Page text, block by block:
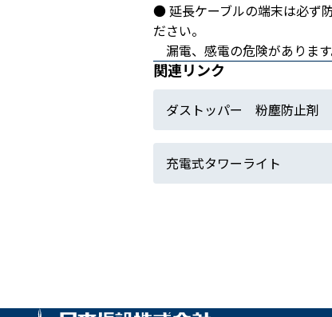
● 延長ケーブルの端末は必ず
ださい。
漏電、感電の危険があります
関連リンク
ダストッパー 粉塵防止剤
充電式タワーライト